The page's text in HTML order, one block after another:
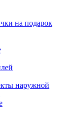
на подарок
наружной